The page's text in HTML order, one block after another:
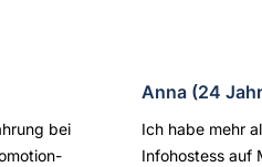
bei
Anna (24
Ich habe mehr
Infohostess auf